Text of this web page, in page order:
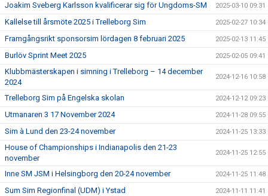
Joakim Sveberg Karlsson kvalificerar sig för Ungdoms-SM 2025-03-10 09:31
Kallelse till årsmöte 2025 i Trelleborg Sim 2025-02-27 10:34
Framgångsrikt sponsorsim lördagen 8 februari 2025 2025-02-13 11:45
Burlöv Sprint Meet 2025 2025-02-05 09:41
Klubbmästerskapen i simning i Trelleborg – 14 december
2024
2024-12-16 10:58
Trelleborg Sim på Engelska skolan 2024-12-12 09:23
Utmanaren 3 17 November 2024 2024-11-28 09:55
Sim à Lund den 23-24 november 2024-11-25 13:33
House of Championships i Indianapolis den 21-23
november
2024-11-25 12:55
Inne SM JSM i Helsingborg den 20-24 november 2024-11-25 11:48
Sum Sim Regionfinal (UDM) i Ystad 2024-11-11 11:41